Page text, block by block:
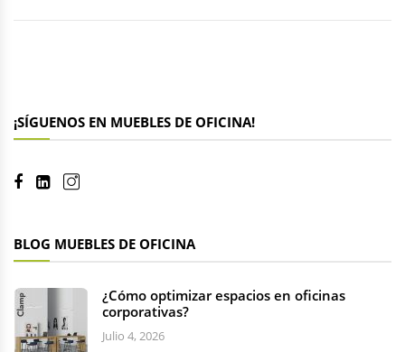
¡SÍGUENOS EN MUEBLES DE OFICINA!
BLOG MUEBLES DE OFICINA
¿Cómo optimizar espacios en oficinas
corporativas?
Julio 4, 2026